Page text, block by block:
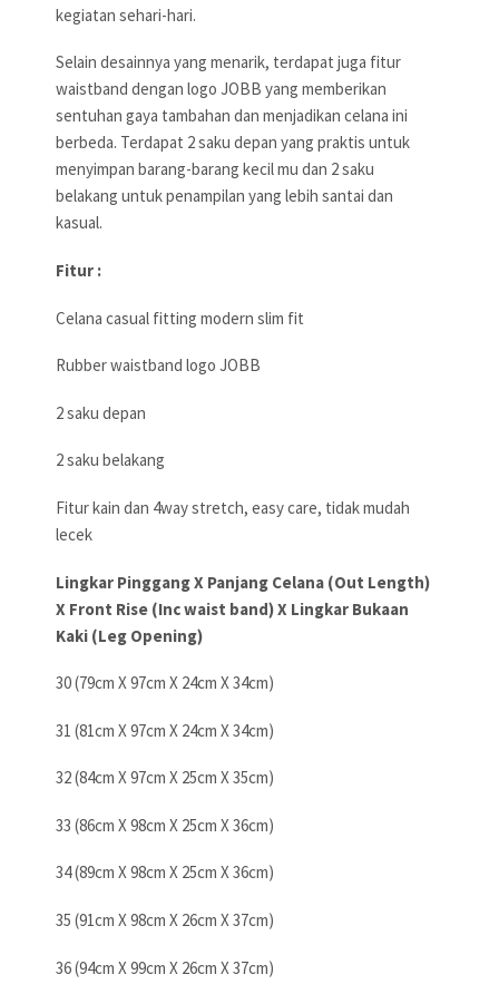
kegiatan sehari-hari.
Selain desainnya yang menarik, terdapat juga fitur
waistband dengan logo JOBB yang memberikan
sentuhan gaya tambahan dan menjadikan celana ini
berbeda. Terdapat 2 saku depan yang praktis untuk
menyimpan barang-barang kecil mu dan 2 saku
belakang untuk penampilan yang lebih santai dan
kasual.
Fitur :
Celana casual fitting modern slim fit
Rubber waistband logo JOBB
2 saku depan
2 saku belakang
Fitur kain dan 4way stretch, easy care, tidak mudah
lecek
Lingkar Pinggang X Panjang Celana (Out Length)
X Front Rise (Inc waist band) X Lingkar Bukaan
Kaki (Leg Opening)
30 (79cm X 97cm X 24cm X 34cm)
31 (81cm X 97cm X 24cm X 34cm)
32 (84cm X 97cm X 25cm X 35cm)
33 (86cm X 98cm X 25cm X 36cm)
34 (89cm X 98cm X 25cm X 36cm)
35 (91cm X 98cm X 26cm X 37cm)
36 (94cm X 99cm X 26cm X 37cm)